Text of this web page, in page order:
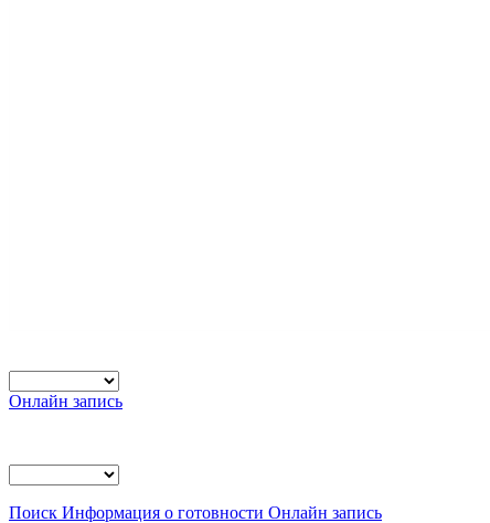
Онлайн запись
Поиск Информация о готовности Онлайн запись